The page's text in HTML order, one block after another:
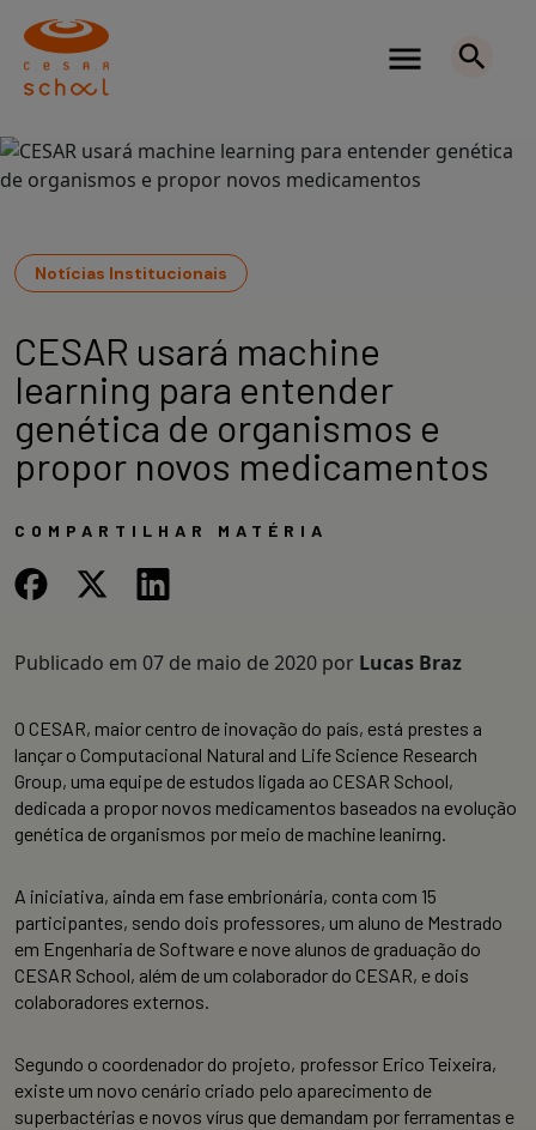
Notícias Institucionais
CESAR usará machine
learning para entender
genética de organismos e
propor novos medicamentos
COMPARTILHAR MATÉRIA
Publicado em 07 de maio de 2020 por Lucas Braz
O CESAR, maior centro de inovação do país, está prestes a
lançar o Computacional Natural and Life Science Research
Group, uma equipe de estudos ligada ao CESAR School,
dedicada a propor novos medicamentos baseados na evolução
genética de organismos por meio de machine leanirng.
A iniciativa, ainda em fase embrionária, conta com 15
participantes, sendo dois professores, um aluno de Mestrado
em Engenharia de Software e nove alunos de graduação do
CESAR School, além de um colaborador do CESAR, e dois
colaboradores externos.
Segundo o coordenador do projeto, professor Erico Teixeira,
existe um novo cenário criado pelo aparecimento de
superbactérias e novos vírus que demandam por ferramentas e